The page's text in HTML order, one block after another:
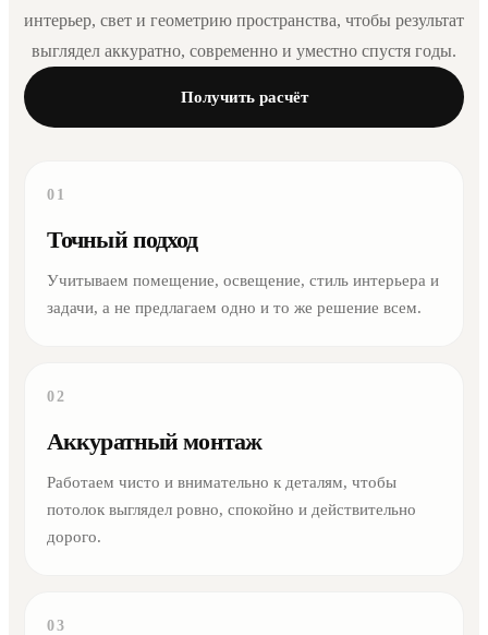
интерьер, свет и геометрию пространства, чтобы результат
выглядел аккуратно, современно и уместно спустя годы.
Получить расчёт
01
Точный подход
Учитываем помещение, освещение, стиль интерьера и
задачи, а не предлагаем одно и то же решение всем.
02
Аккуратный монтаж
Работаем чисто и внимательно к деталям, чтобы
потолок выглядел ровно, спокойно и действительно
дорого.
03